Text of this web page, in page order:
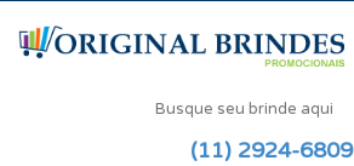
(11) 2924-6809